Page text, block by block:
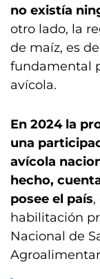
no existía
otro lado, la
de maíz, es
fundamental
avícola.
En 2024 la
una
avícola
hecho,
posee el país
habilitación
Nacional de